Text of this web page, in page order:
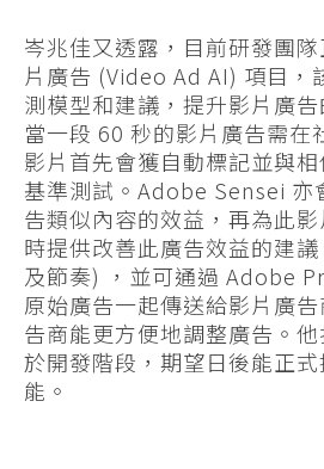
岑兆佳又透露，目前研發團
片廣告 (Video Ad AI) 項目，
測模型和建議，提升影片廣告
當一段 60 秒的影片廣告需在
影片首先會獲自動標記並與
基準測試。Adobe Sensei 亦
告類似內容的效益，再為此
時提供改善此廣告效益的建
及節奏) ，並可通過 Adobe
原始廣告一起傳送給影片廣
告商能更方便地調整廣告。
於開發階段，期望日後能正
能。